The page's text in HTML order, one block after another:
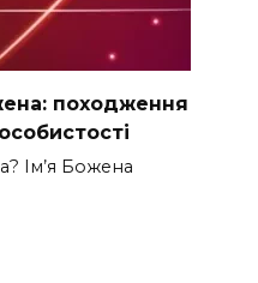
походження
Ім’я Божена